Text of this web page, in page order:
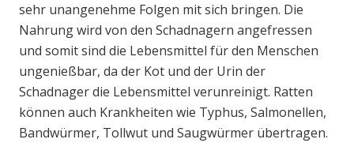
sehr unangenehme Folgen mit sich bringen. Die
Nahrung wird von den Schadnagern angefressen
und somit sind die Lebensmittel für den Menschen
ungenießbar, da der Kot und der Urin der
Schadnager die Lebensmittel verunreinigt. Ratten
können auch Krankheiten wie Typhus, Salmonellen,
Bandwürmer, Tollwut und Saugwürmer übertragen.